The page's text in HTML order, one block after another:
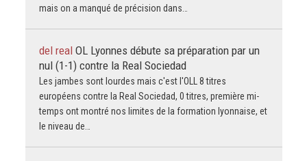
mais on a manqué de précision dans…
del real OL Lyonnes débute sa préparation par un
nul (1-1) contre la Real Sociedad
Les jambes sont lourdes mais c'est l'OLL 8 titres
européens contre la Real Sociedad, 0 titres, première mi-
temps ont montré nos limites de la formation lyonnaise, et
le niveau de…